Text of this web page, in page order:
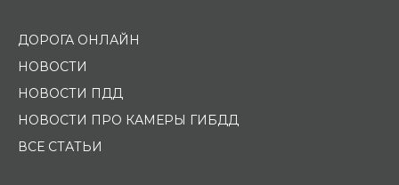
ДОРОГА ОНЛАЙН
НОВОСТИ
НОВОСТИ ПДД
НОВОСТИ ПРО КАМЕРЫ ГИБДД
ВСЕ СТАТЬИ